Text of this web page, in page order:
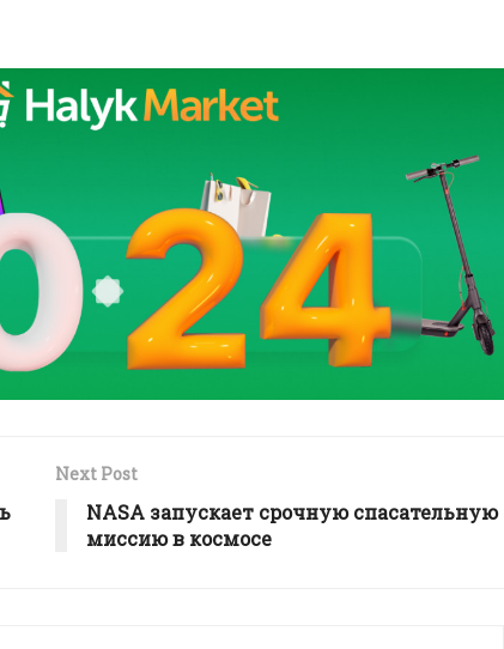
Next Post
NASA запускает срочную спасательную
миссию в космосе